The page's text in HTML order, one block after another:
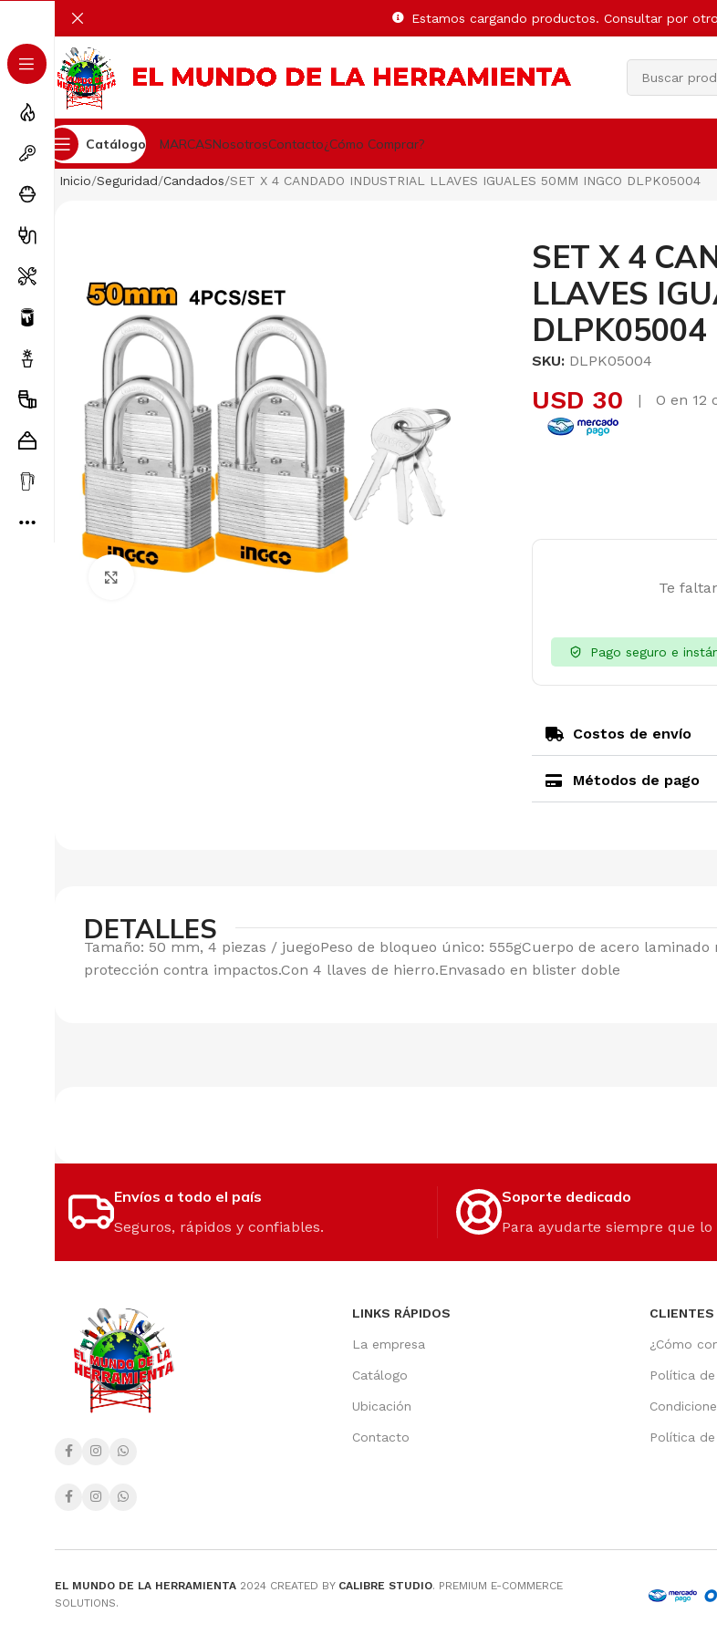
Catálogo MARCASNosotrosContacto¿Cómo Comprar?
Inicio Seguridad Candados SET X 4 CANDADO INDUSTRIAL LLAVES IGUALES 50MM INGCO DLPK05004
Clic para ampliar
SET X 4
LLAVES
DLPK05004
SKU: DLPK05004
USD 30 | O en 12
Te
Pago seguro e
Costos de envío
Métodos de pago
DETALLES
Tamaño: 50 mm, 4 piezas / juegoPeso de bloqueo único: 555gCuerpo de acero
protección contra impactos.Con 4 llaves de hierro.Envasado en blister doble
Envíos a todo el país
Seguros, rápidos y confiables.
Soporte dedicado
Para ayudarte siempre que lo
LINKS RÁPIDOS
La empresa
Catálogo
Ubicación
Contacto
CLIENTES
¿Cómo
Política
Política
EL MUNDO DE LA HERRAMIENTA 2024 CREATED BY CALIBRE STUDIO. PREMIUM E-COMMERCE
SOLUTIONS.
Estamos cargando productos. Consultar por